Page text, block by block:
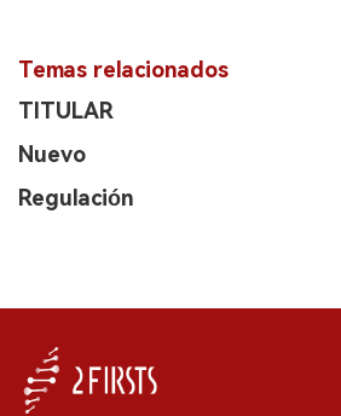
Temas relacionados
TITULAR
Nuevo
Regulación